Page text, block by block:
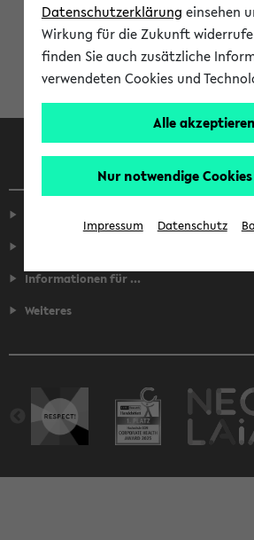
Informationen für ...
Weiteres
Datenschutzerklärung einsehen
Wirkung für die Zukunft
finden Sie auch zusätzliche
verwendeten Cookies und
Alle akzeptieren
Nur notwendige
Impressum Datenschutz